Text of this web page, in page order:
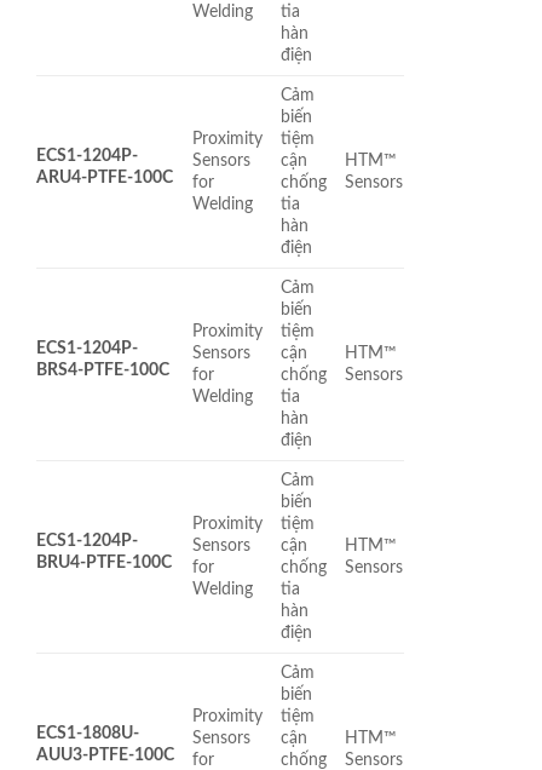
Welding
tia
hàn
điện
ECS1-1204P-
ARU4-PTFE-100C
Proximity
Sensors
for
Welding
Cảm
biến
tiệm
cận
chống
tia
hàn
điện
HTM™
Sensors
ECS1-1204P-
BRS4-PTFE-100C
Proximity
Sensors
for
Welding
Cảm
biến
tiệm
cận
chống
tia
hàn
điện
HTM™
Sensors
ECS1-1204P-
BRU4-PTFE-100C
Proximity
Sensors
for
Welding
Cảm
biến
tiệm
cận
chống
tia
hàn
điện
HTM™
Sensors
ECS1-1808U-
AUU3-PTFE-100C
Proximity
Sensors
for
Cảm
biến
tiệm
cận
chống
HTM™
Sensors